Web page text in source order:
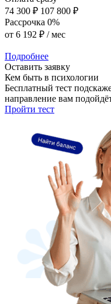
74 300 ₽ 107 800 ₽
Рассрочка 0%
от 6 192 ₽ / мес
Подробнее
Оставить заявку
Кем быть в психологии
Бесплатный тест
направление вам
Пройти тест